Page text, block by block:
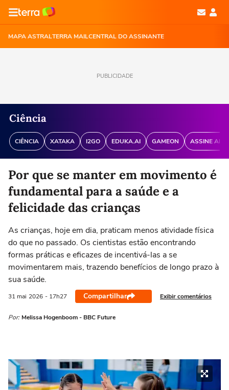
MAPA ASTRALTERRA MAILCENTRAL DO ASSINANTE
PUBLICIDADE
Ciência
CIÊNCIA XATAKA I2GO EDUKA.AI GAMEON ASSINE
Por que se manter em movimento é
fundamental para a saúde e a
felicidade das crianças
As crianças, hoje em dia, praticam menos atividade física
do que no passado. Os cientistas estão encontrando
formas práticas e eficazes de incentivá-las a se
movimentarem mais, trazendo benefícios de longo prazo à
sua saúde.
31 mai 2026 - 17h27 Compartilhar Exibir comentários
Por: Melissa Hogenboom - BBC Future